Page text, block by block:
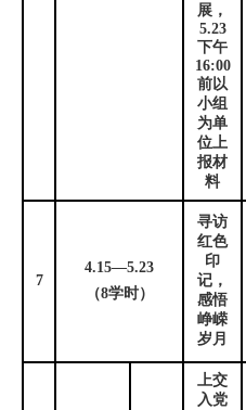
展，
5.23
下午
16:00
前以
小组
为单
位上
报材
料
7
4.15—5.23
（8学时）
寻访
红色
印
记，
感悟
峥嵘
岁月
上交
入党